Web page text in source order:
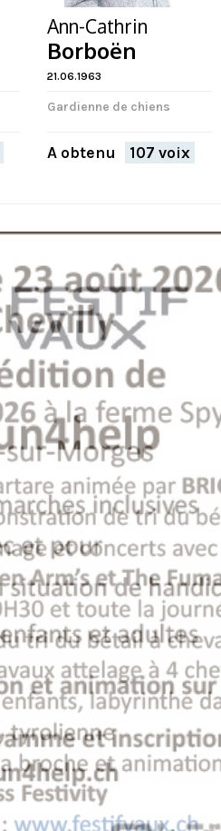
Ann-Cathrin
Borboën
21.06.1963
Gardienne de chiens
A obtenu 107 voix